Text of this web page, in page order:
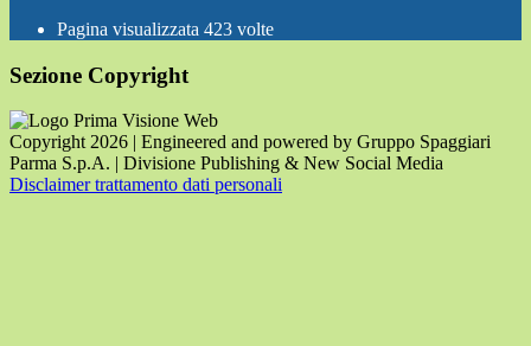
Pagina visualizzata 423 volte
Sezione Copyright
Copyright 2026 | Engineered and powered by Gruppo Spaggiari
Parma S.p.A. | Divisione Publishing & New Social Media
Disclaimer trattamento dati personali